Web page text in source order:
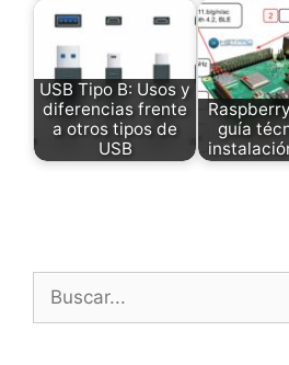
USB Tipo B: Usos y
diferencias frente
a otros tipos de
USB
guía
Buscar: